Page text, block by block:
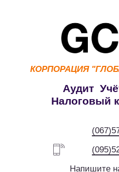
КОРПОРАЦИЯ
Аудит
Налоговый
Напишите